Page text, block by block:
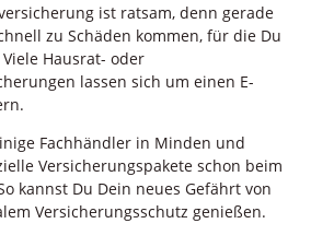
ist ratsam, denn gerade
zu Schäden kommen, für die Du
Hausrat- oder
lassen sich um einen E-
Fachhändler in Minden und
Versicherungspakete schon beim
kannst Du Dein neues Gefährt von
Versicherungsschutz genießen.